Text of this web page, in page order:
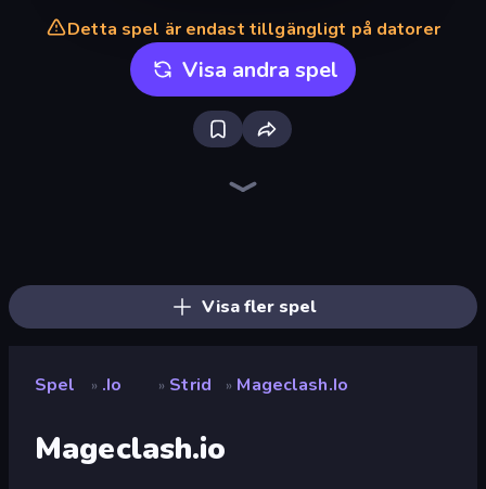
Detta spel är endast tillgängligt på datorer
Visa andra spel
Visa fler spel
Spel » .io » Strid » Mageclash.io
Mageclash.io